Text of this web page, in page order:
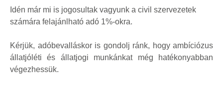
Idén már mi is jogosultak vagyunk a civil szervezetek
számára felajánlható adó 1%-okra.
Kérjük, adóbevalláskor is gondolj ránk, hogy ambíciózus
állatjóléti és állatjogi munkánkat még hatékonyabban
végezhessük.